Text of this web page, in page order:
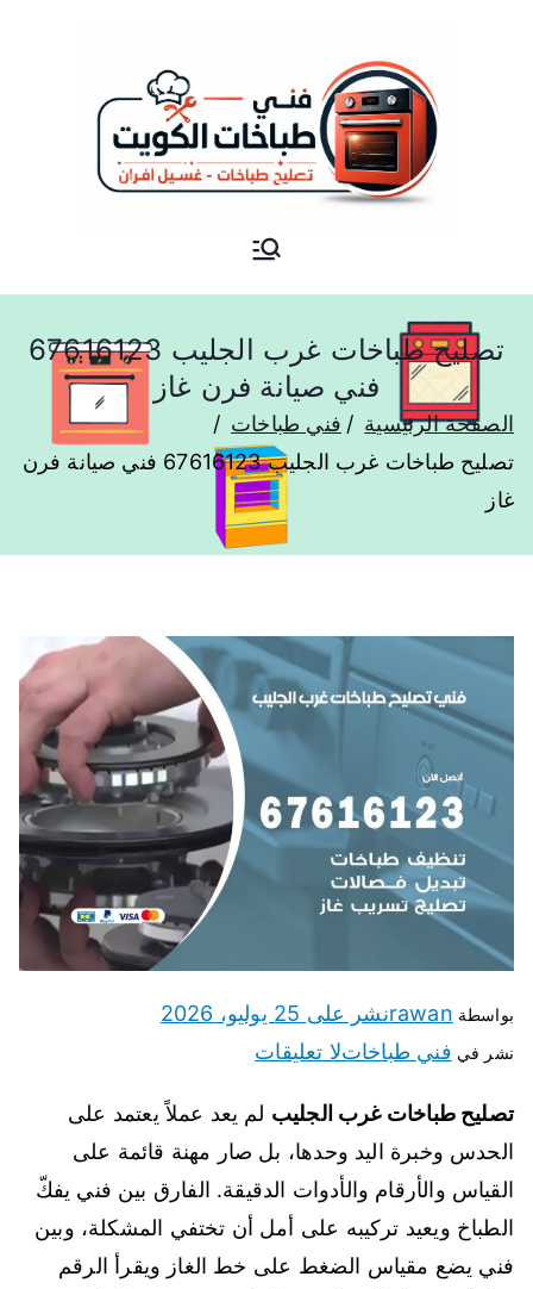
فني تصليح طباخات هندي الكويت
تصليح طباخات غرب الجليب 67616123
فني صيانة فرن غاز
الصفحة الرئيسية
فني طباخات
تصليح طباخات غرب الجليب 67616123 فني صيانة فرن
غاز
بواسطة rawanنشر على 25 يوليو، 2026
نشر في فني طباخاتلا تعليقات
تصليح طباخات غرب الجليب لم يعد عملاً يعتمد على
الحدس وخبرة اليد وحدها، بل صار مهنة قائمة على
القياس والأرقام والأدوات الدقيقة. الفارق بين فني يفكّ
الطباخ ويعيد تركيبه على أمل أن تختفي المشكلة، وبين
فني يضع مقياس الضغط على خط الغاز ويقرأ الرقم